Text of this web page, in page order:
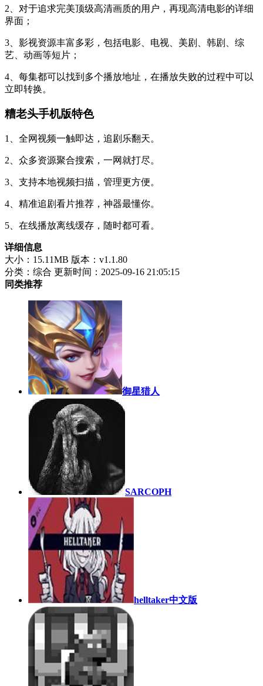
2、对于追求完美顶级高清画质的用户，再现高清电影的详细
界面；
3、影视资源丰富多彩，包括电影、电视、美剧、韩剧、综
艺、动画等短片；
4、每集都可以找到多个播放地址，在播放失败的过程中可以
立即转换。
糟老头手机版特色
1、全网视频一触即达，追剧乐翻天。
2、众多资源聚合搜索，一网就打尽。
3、支持本地视频扫描，管理更方便。
4、精准追剧看片推荐，神器最懂你。
5、在线播放离线缓存，随时都可看。
详细信息
大小：15.11MB 版本：v1.1.80
分类：综合 更新时间：2025-09-16 21:05:15
同类推荐
御星猎人
SARCOPH
helltaker中文版